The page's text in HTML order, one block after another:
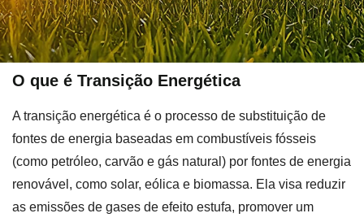
O que é Transição Energética
A transição energética é o processo de substituição de
fontes de energia baseadas em combustíveis fósseis
(como petróleo, carvão e gás natural) por fontes de energia
renovável, como solar, eólica e biomassa. Ela visa reduzir
as emissões de gases de efeito estufa, promover um